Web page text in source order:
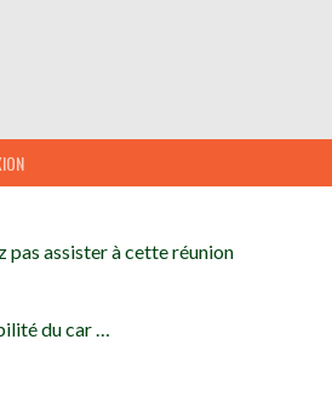
pas assister à cette réunion
du car …